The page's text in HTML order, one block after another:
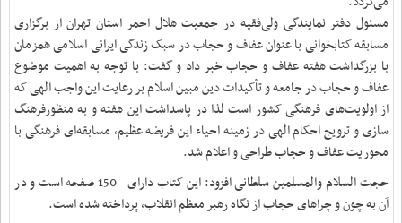
مسئول دفتر نمایندگی ولی‌فقیه در جمعیت هلال احمر استان تهران از برگزاری
مسابقه کتابخوانی با عنوان عفاف و حجاب در سبک زندگی ایرانی اسلامی همزمان
با بزرگداشت هفته عفاف و حجاب خبر داد و گفت: با توجه به اهمیت موضوع
عفاف و حجاب در جامعه و تأکیدات دین مبین اسلام بر رعایت این واجب الهی که
از اولویت‌های فرهنگی کشور است لذا در پاسداشت این هفته و به منظورفرهنگ
سازی و ترویج احکام الهی در زمینه احیاء این فریضه عظیم، مسابقه‌ای فرهنگی با
محوریت عفاف و حجاب طراحی و اعلام شد.
حجت السلام والمسلمین سلطانی افزود: این کتاب دارای 150صفحه است و در
آن به چون و چراهای حجاب از نگاه رهبر معظم انقلاب، پرداخته شده است.